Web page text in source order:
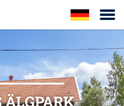
ÄLGPARK